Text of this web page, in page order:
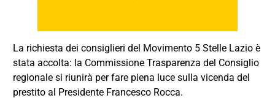
La richiesta dei consiglieri del Movimento 5 Stelle Lazio è
stata accolta: la Commissione Trasparenza del Consiglio
regionale si riunirà per fare piena luce sulla vicenda del
prestito al Presidente Francesco Rocca.